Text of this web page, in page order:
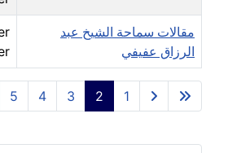
مقالات سماحة الشيخ عبد
الرزاق عفيفي
1
2
3
4
5